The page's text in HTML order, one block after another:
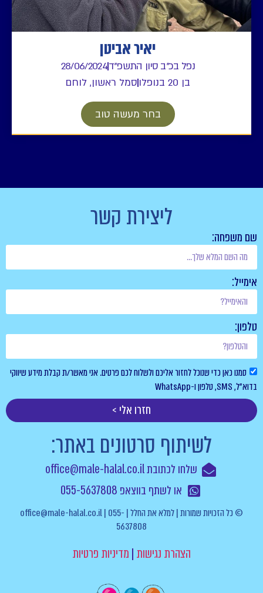
יאיר אביטן
נפל בכ"ב סיון התשפ"ד28/06/2024
בן 20 בנופלו
סמל ראשון, לוחם
בחר מעשה טוב
ליצירת קשר
שם משפחה:
אימייל:
טלפון:
סמנו כאן כדי שנוכל לחזור אליכם ולשלוח לכם פרטים. אני מאשר/ת קבלת מידע שיווקי
בדוא”ל, SMS, טלפון ו-WhatsApp
חזרו אלי >
לשיתוף סרטונים באתר:
שלחו לכתובת office@male-halal.co.il
או לשתף בווצאפ 055-5637808
© כל הזכויות שמורות | למלא את החלל | office@male-halal.co.il | 055-
5637808
הצהרת נגישות | מדיניות פרטיות